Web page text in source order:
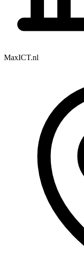
MaxICT.nl